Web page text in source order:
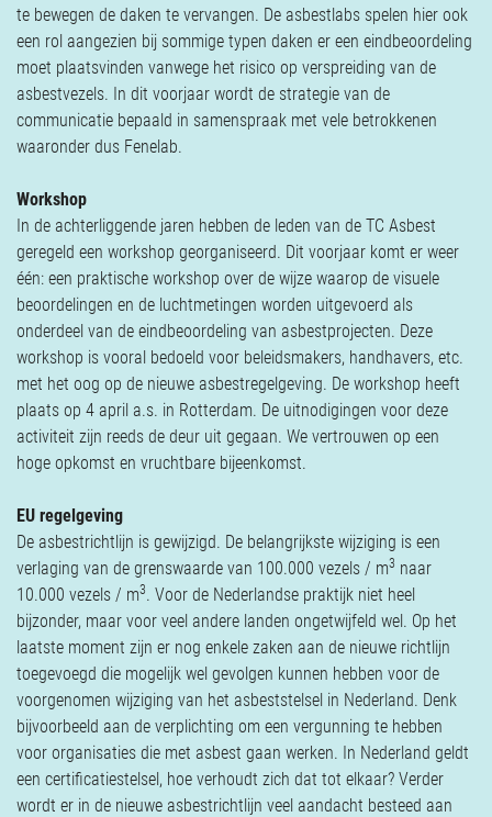
te bewegen de daken te vervangen. De asbestlabs spelen hier ook
een rol aangezien bij sommige typen daken er een eindbeoordeling
moet plaatsvinden vanwege het risico op verspreiding van de
asbestvezels. In dit voorjaar wordt de strategie van de
communicatie bepaald in samenspraak met vele betrokkenen
waaronder dus Fenelab.
Workshop
In de achterliggende jaren hebben de leden van de TC Asbest
geregeld een workshop georganiseerd. Dit voorjaar komt er weer
één: een praktische workshop over de wijze waarop de visuele
beoordelingen en de luchtmetingen worden uitgevoerd als
onderdeel van de eindbeoordeling van asbestprojecten. Deze
workshop is vooral bedoeld voor beleidsmakers, handhavers, etc.
met het oog op de nieuwe asbestregelgeving. De workshop heeft
plaats op 4 april a.s. in Rotterdam. De uitnodigingen voor deze
activiteit zijn reeds de deur uit gegaan. We vertrouwen op een
hoge opkomst en vruchtbare bijeenkomst.
EU regelgeving
De asbestrichtlijn is gewijzigd. De belangrijkste wijziging is een
verlaging van de grenswaarde van 100.000 vezels / m3 naar
10.000 vezels / m3. Voor de Nederlandse praktijk niet heel
bijzonder, maar voor veel andere landen ongetwijfeld wel. Op het
laatste moment zijn er nog enkele zaken aan de nieuwe richtlijn
toegevoegd die mogelijk wel gevolgen kunnen hebben voor de
voorgenomen wijziging van het asbeststelsel in Nederland. Denk
bijvoorbeeld aan de verplichting om een vergunning te hebben
voor organisaties die met asbest gaan werken. In Nederland geldt
een certificatiestelsel, hoe verhoudt zich dat tot elkaar? Verder
wordt er in de nieuwe asbestrichtlijn veel aandacht besteed aan